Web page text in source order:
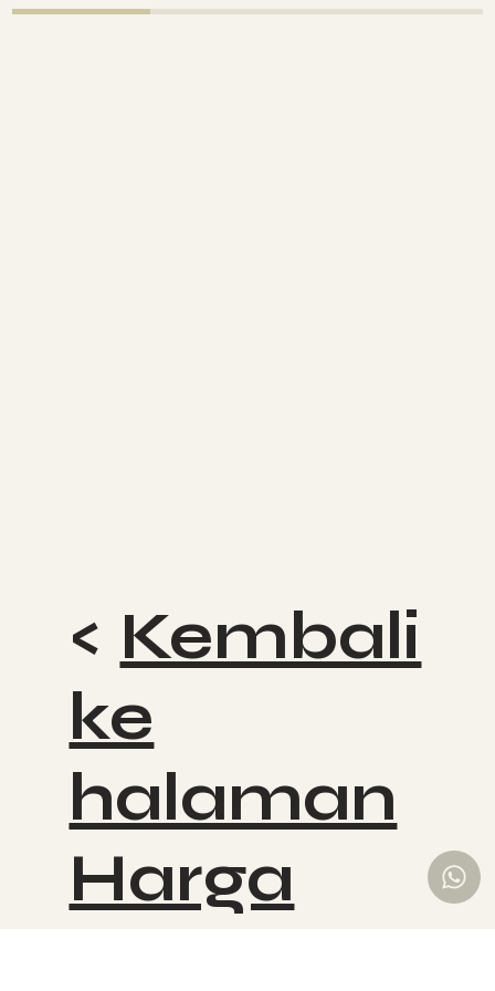
< Kembali
ke
halaman
Harga